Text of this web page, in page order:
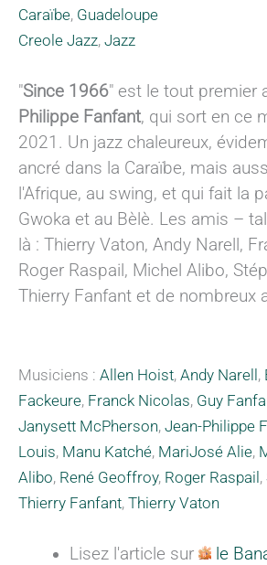
Caraïbe, Guadeloupe
Creole Jazz, Jazz
"Since 1966" est le tout premier
Philippe Fanfant, qui sort en ce
2021. Un jazz chaleureux,
ancré dans la Caraïbe, mais
l'Afrique, au swing, et qui fait la
Gwoka et au Bèlè. Les amis –
là : Thierry Vaton, Andy Narell,
Roger Raspail, Michel Alibo,
Thierry Fanfant et de nombreux
Musiciens : Allen Hoist, Andy Narell,
Fackeure, Franck Nicolas, Guy
Janysett McPherson, Jean-Philippe
Louis, Manu Katché, MariJosé Alie,
Alibo, René Geoffroy, Roger Raspail,
Thierry Fanfant, Thierry Vaton
Lisez l'article sur
le